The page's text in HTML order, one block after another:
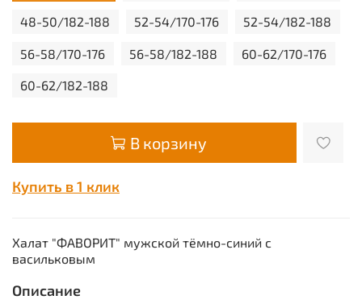
48-50/182-188 52-54/170-176 52-54/182-188
56-58/170-176 56-58/182-188 60-62/170-176
60-62/182-188
В корзину
Купить в 1 клик
Халат "ФАВОРИТ" мужской тёмно-синий с
васильковым
Описание